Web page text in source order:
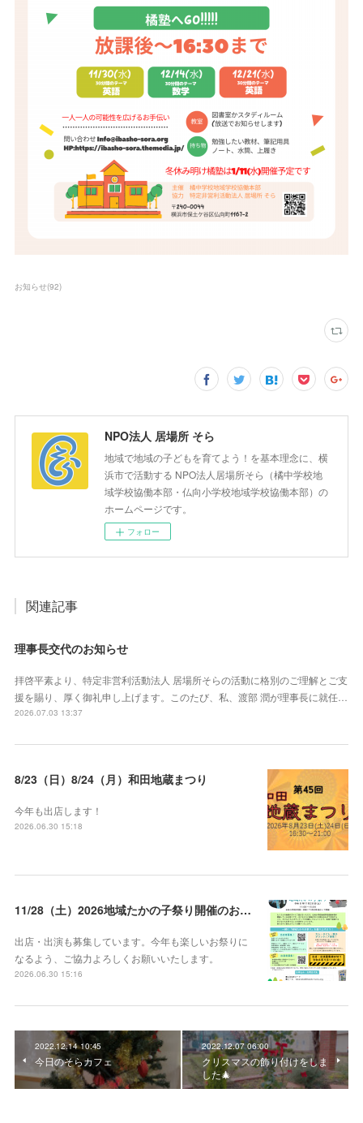
お知らせ(92)
NPO法人 居場所 そら
地域で地域の子どもを育てよう！を基本理念に、横
浜市で活動する NPO法人居場所そら（橘中学校地
域学校協働本部・仏向小学校地域学校協働本部）の
ホームページです。
フォロー
関連記事
理事長交代のお知らせ
拝啓平素より、特定非営利活動法人 居場所そらの活動に格別のご理解とご支
援を賜り、厚く御礼申し上げます。このたび、私、渡部 潤が理事長に就任…
2026.07.03 13:37
8/23（日）8/24（月）和田地蔵まつり
今年も出店します！
2026.06.30 15:18
11/28（土）2026地域たかの子祭り開催のお知らせ
出店・出演も募集しています。今年も楽しいお祭りに
なるよう、ご協力よろしくお願いいたします。
2026.06.30 15:16
2022.12.14 10:45
今日のそらカフェ
2022.12.07 06:00
クリスマスの飾り付けをしま
した🎄